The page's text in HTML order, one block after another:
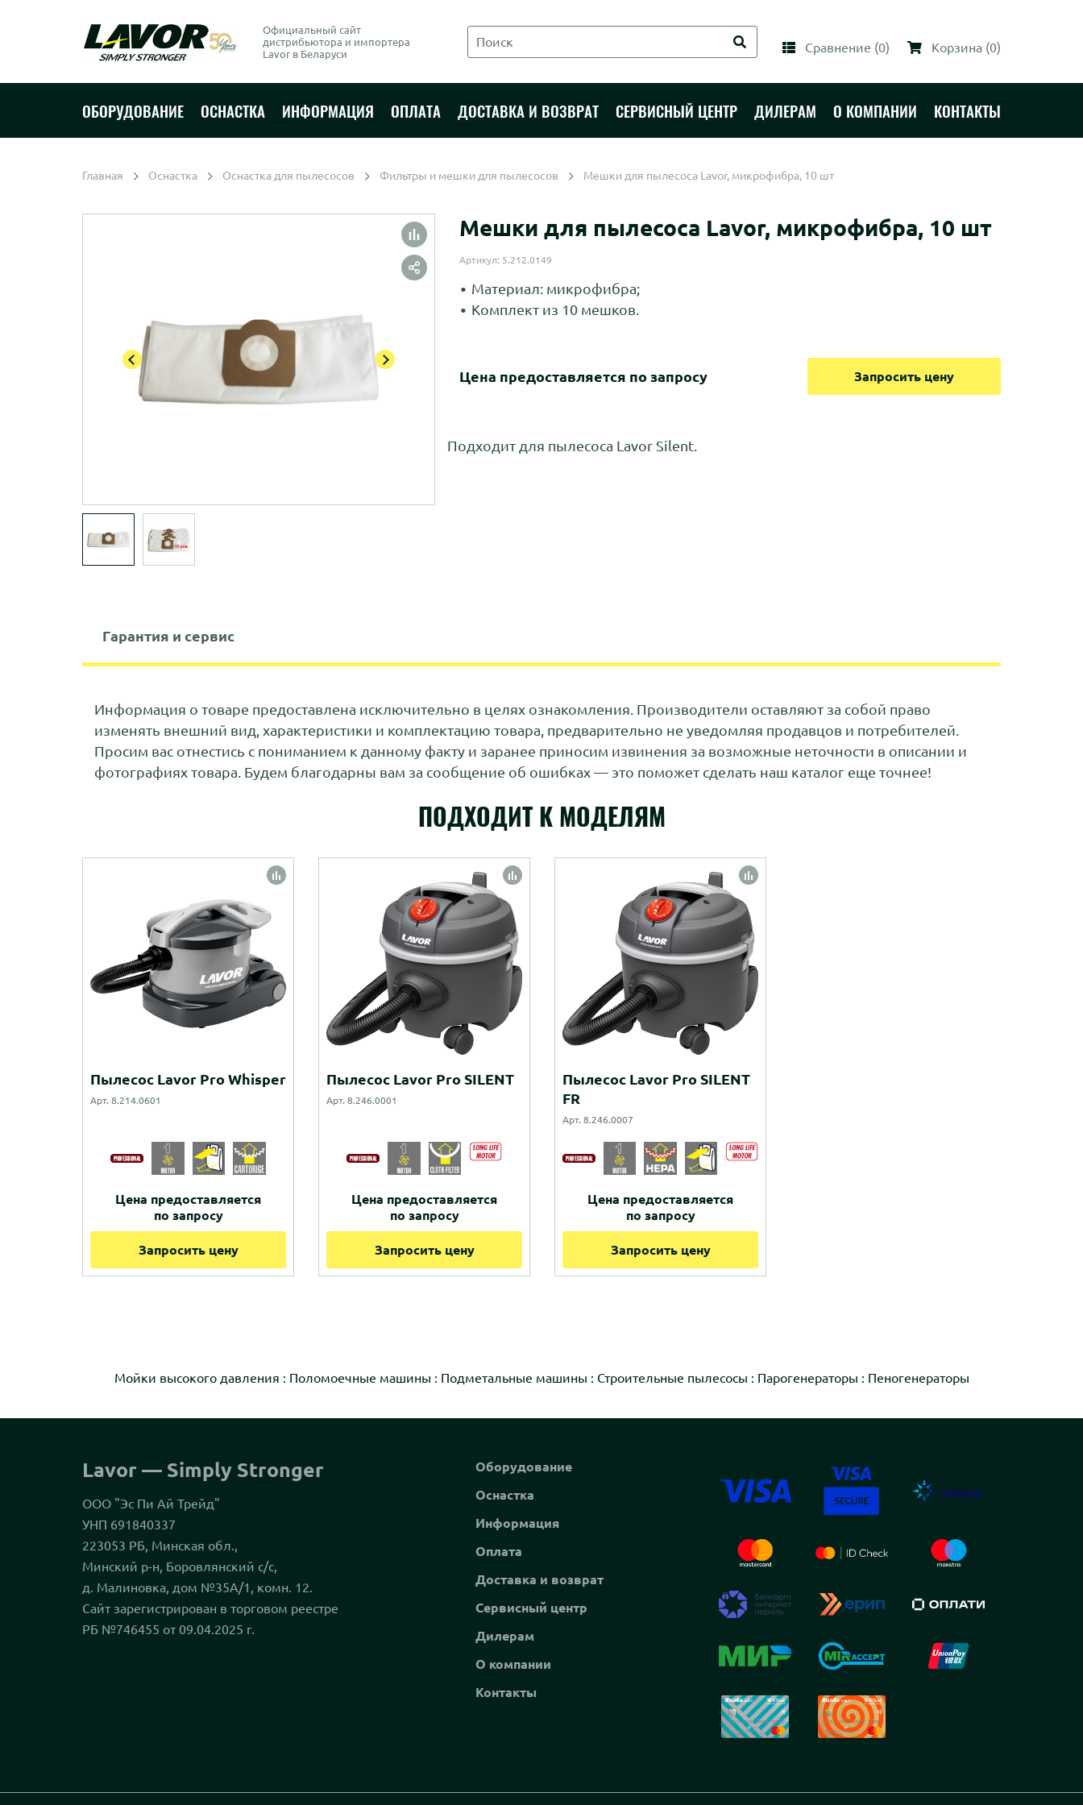
Официальный сайт
дистрибьютора и импортера
Lavor в Беларуси
ОБОРУДОВАНИЕ ОСНАСТКА ИНФОРМАЦИЯ ОПЛАТА ДОСТАВКА И ВОЗВРАТ СЕРВИСНЫЙ ЦЕНТР ДИЛЕРАМ О КОМПАНИИ КОНТАКТЫ
Сравнение (0) Корзина (0)
Главная Оснастка Оснастка для пылесосов Фильтры и мешки для пылесосов Мешки для пылесоса Lavor, микрофибра, 10 шт
Мешки для пылесоса Lavor, микрофибра, 10 шт
Артикул: 5.212.0149
Материал: микрофибра;
Комплект из 10 мешков.
Цена предоставляется по запросу Запросить цену
Подходит для пылесоса Lavor Silent.
Гарантия и сервис
Информация о товаре предоставлена исключительно в целях ознакомления. Производители оставляют за собой право
изменять внешний вид, характеристики и комплектацию товара, предварительно не уведомляя продавцов и потребителей.
Просим вас отнестись с пониманием к данному факту и заранее приносим извинения за возможные неточности в описании и
фотографиях товара. Будем благодарны вам за сообщение об ошибках — это поможет сделать наш каталог еще точнее!
ПОДХОДИТ К МОДЕЛЯМ
Пылесос Lavor Pro Whisper
Арт. 8.214.0601
Цена предоставляется
по запросу
Запросить цену
Пылесос Lavor Pro SILENT
Арт. 8.246.0001
Цена предоставляется
по запросу
Запросить цену
Пылесос Lavor Pro SILENT
FR
Арт. 8.246.0007
Цена предоставляется
по запросу
Запросить цену
Мойки высокого давления : Поломоечные машины : Подметальные машины : Строительные пылесосы : Парогенераторы : Пеногенераторы
Lavor — Simply Stronger
ООО "Эс Пи Ай Трейд"
УНП 691840337
223053 РБ, Минская обл.,
Минский р-н, Боровлянский с/с,
д. Малиновка, дом №35А/1, комн. 12.
Сайт зарегистрирован в торговом реестре
РБ №746455 от 09.04.2025 г.
Оборудование
Оснастка
Информация
Оплата
Доставка и возврат
Сервисный центр
Дилерам
О компании
Контакты